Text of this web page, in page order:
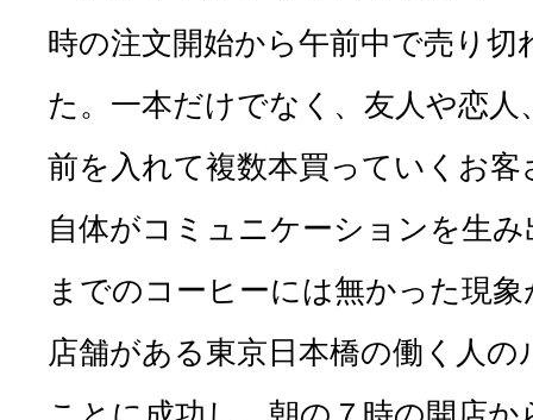
時の注文開始から午前中で売り
た。一本だけでなく、友人や恋
前を入れて複数本買っていくお
自体がコミュニケーションを生
までのコーヒーには無かった現
店舗がある東京日本橋の働く人